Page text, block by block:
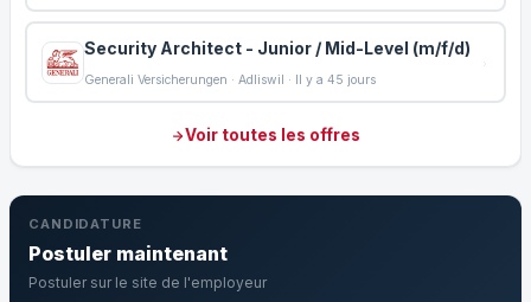
Security Architect - Junior / Mid-Level (m/f/d)
Generali Versicherungen · Adliswil · Il y a 45 jours
Voir toutes les offres
CANDIDATURE
Postuler maintenant
Postuler sur le site de l'employeur